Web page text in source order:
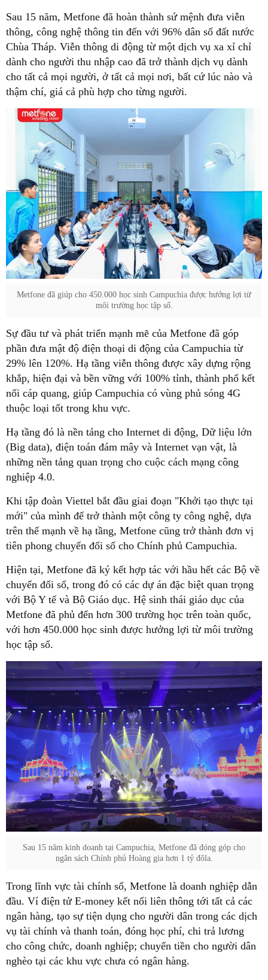
Sau 15 năm, Metfone đã hoàn thành sứ mệnh đưa viễn
thông, công nghệ thông tin đến với 96% dân số đất nước
Chùa Tháp. Viễn thông di động từ một dịch vụ xa xỉ chỉ
dành cho người thu nhập cao đã trở thành dịch vụ dành
cho tất cả mọi người, ở tất cả mọi nơi, bất cứ lúc nào và
thậm chí, giá cả phù hợp cho từng người.
Metfone đã giúp cho 450.000 học sinh Campuchia được hưởng lợi từ
môi trường học tập số.
Sự đầu tư và phát triển mạnh mẽ của Metfone đã góp
phần đưa mật độ điện thoại di động của Campuchia từ
29% lên 120%. Hạ tầng viễn thông được xây dựng rộng
khắp, hiện đại và bền vững với 100% tỉnh, thành phố kết
nối cáp quang, giúp Campuchia có vùng phủ sóng 4G
thuộc loại tốt trong khu vực.
Hạ tầng đó là nền tảng cho Internet di động, Dữ liệu lớn
(Big data), điện toán đám mây và Internet vạn vật, là
những nền tảng quan trọng cho cuộc cách mạng công
nghiệp 4.0.
Khi tập đoàn Viettel bắt đầu giai đoạn "Khởi tạo thực tại
mới" của mình để trở thành một công ty công nghệ, dựa
trên thế mạnh về hạ tầng, Metfone cũng trở thành đơn vị
tiên phong chuyển đổi số cho Chính phủ Campuchia.
Hiện tại, Metfone đã ký kết hợp tác với hầu hết các Bộ về
chuyển đổi số, trong đó có các dự án đặc biệt quan trọng
với Bộ Y tế và Bộ Giáo dục. Hệ sinh thái giáo dục của
Metfone đã phủ đến hơn 300 trường học trên toàn quốc,
với hơn 450.000 học sinh được hưởng lợi từ môi trường
học tập số.
Sau 15 năm kinh doanh tại Campuchia, Metfone đã đóng góp cho
ngân sách Chính phủ Hoàng gia hơn 1 tỷ đôla.
Trong lĩnh vực tài chính số, Metfone là doanh nghiệp dẫn
đầu. Ví điện tử E-money kết nối liên thông tới tất cả các
ngân hàng, tạo sự tiện dụng cho người dân trong các dịch
vụ tài chính và thanh toán, đóng học phí, chi trả lương
cho công chức, doanh nghiệp; chuyển tiền cho người dân
nghèo tại các khu vực chưa có ngân hàng.